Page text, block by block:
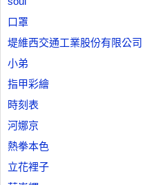
口罩
堤維西交通工業股份有限公司
小弟
指甲彩繪
時刻表
河娜京
熱拳本色
立花裡子